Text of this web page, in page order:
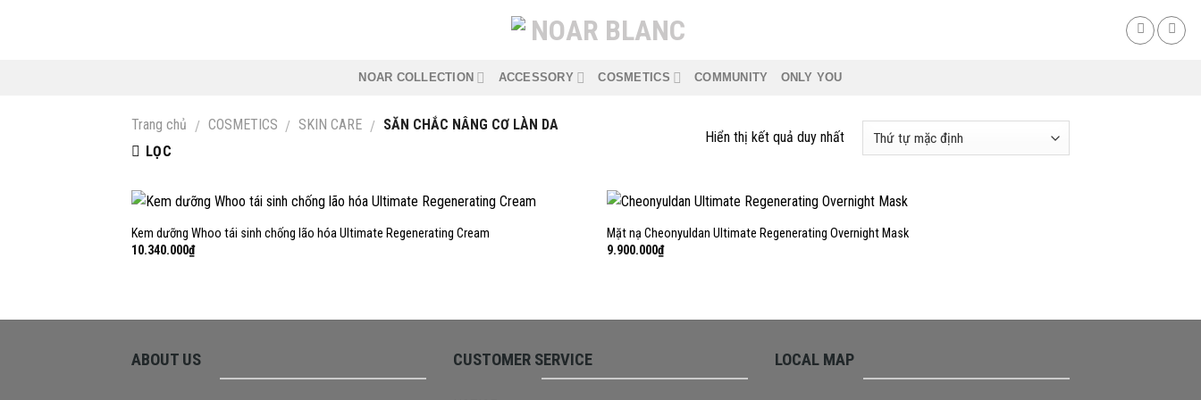
NOAR COLLECTION ACCESSORY COSMETICS COMMUNITY ONLY YOU
Trang chủ / COSMETICS / SKIN CARE / SĂN CHẮC NÂNG CƠ LÀN DA
LỌC
Hiển thị kết quả duy nhất
+
Kem dưỡng Whoo tái sinh chống lão hóa Ultimate Regenerating Cream
10.340.000₫
+
Mặt nạ Cheonyuldan Ultimate Regenerating Overnight Mask
9.900.000₫
ABOUT US CUSTOMER SERVICE LOCAL MAP